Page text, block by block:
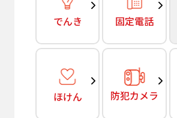
でんき 固定電話
ほけん 防犯カメラ